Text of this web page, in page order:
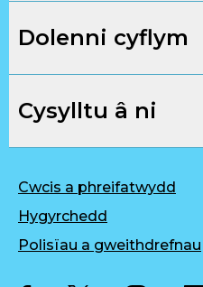
Dolenni cyflym
Cysylltu â ni
Cwcis a phreifatwydd
Hygyrchedd
Polisïau a gweithdrefnau